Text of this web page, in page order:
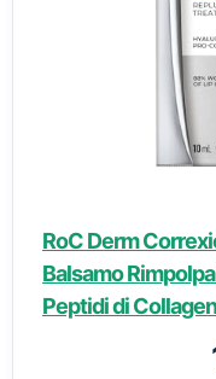
RoC Derm
Balsamo
Peptidi di